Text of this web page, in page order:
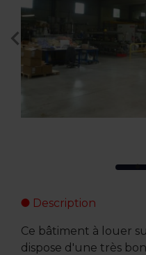
Description
Ce bâtiment à louer
dispose d'une très